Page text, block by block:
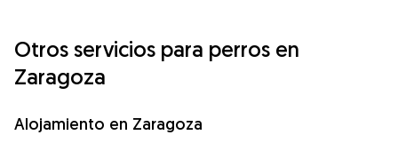
Otros servicios para perros en
Zaragoza
Alojamiento en Zaragoza